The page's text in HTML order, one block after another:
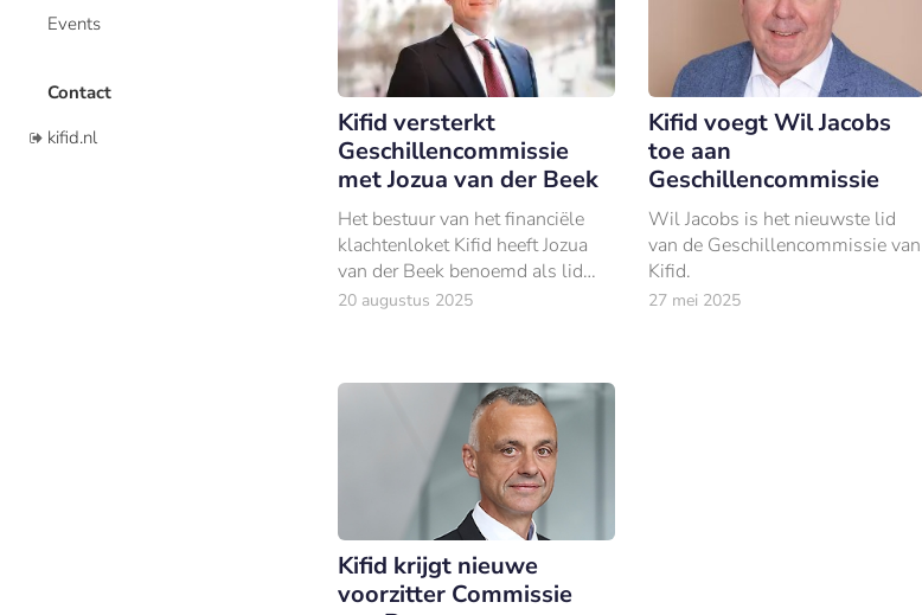
Events
Contact
kifid.nl
Kifid versterkt
Geschillencommissie
met Jozua van der Beek
Het bestuur van het financiële
klachtenloket Kifid heeft Jozua
van der Beek benoemd als lid
van de Geschillencommissie.
20 augustus 2025
Kifid voegt Wil Jacobs
toe aan
Geschillencommissie
Wil Jacobs is het nieuwste lid
van de Geschillencommissie van
Kifid.
27 mei 2025
Kifid krijgt nieuwe
voorzitter Commissie